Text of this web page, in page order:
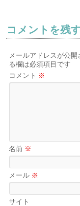
コメントを残
メールアドレスが公開
る欄は必須項目です
コメント ※
名前 ※
メール ※
サイト